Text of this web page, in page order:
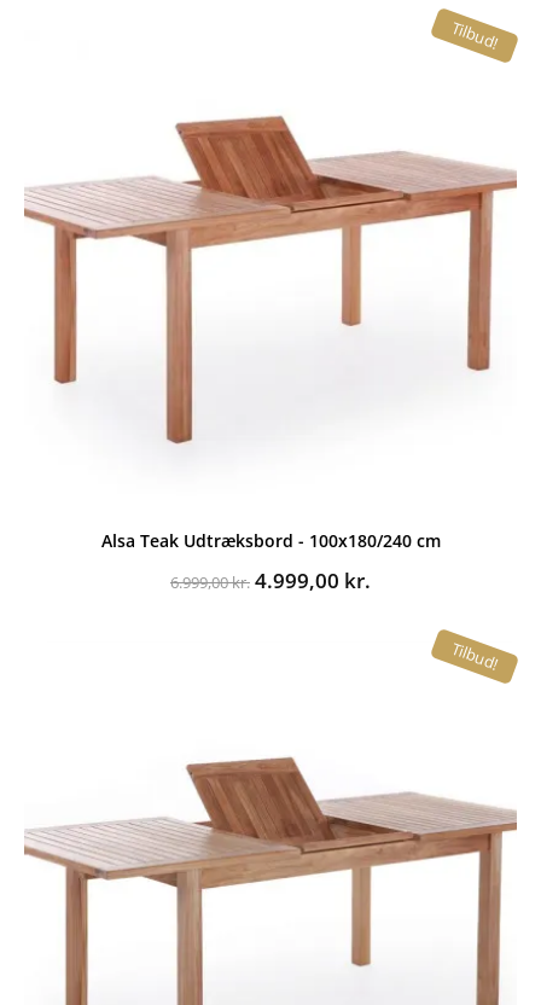
Tilbud!
Alsa Teak Udtræksbord - 100x180/240 cm
6.999,00kr. Den
4.999,00 kr.
4.999,00 kr..
Tilbud!